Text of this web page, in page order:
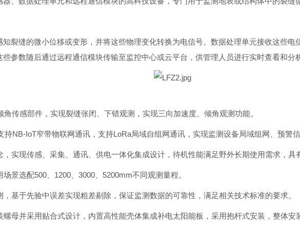
裂缝的微小位移或变形，并将这些物理变化转换为电信号。数据处理单元接收这些
参数随后通过远程通信模块传输至监控中心或云平台，供管理人员进行实时查看和分
传感部件，实现裂缝张闭、下错观测，实现三向加速度、倾角观测功能。
NB-IoT窄带物联网通讯，支持LoRa局域自组网通讯，实现监测设备局域组网、预警
实现传感、采集、通讯、供电一体化集成设计，待机性能满足野外长期使用需求，具
景选配500、1200、3000、5200mm不同观测量程。
基于先验中误差实现粗差剔除，保证监测数据的可靠性，满足相关技术标准的要求。
母并采用贴合式设计，内置高性能壳体集成补电太阳能板，采用抱杆式安装，整体安